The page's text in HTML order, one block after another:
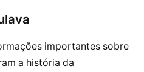
importantes sobre
a história da